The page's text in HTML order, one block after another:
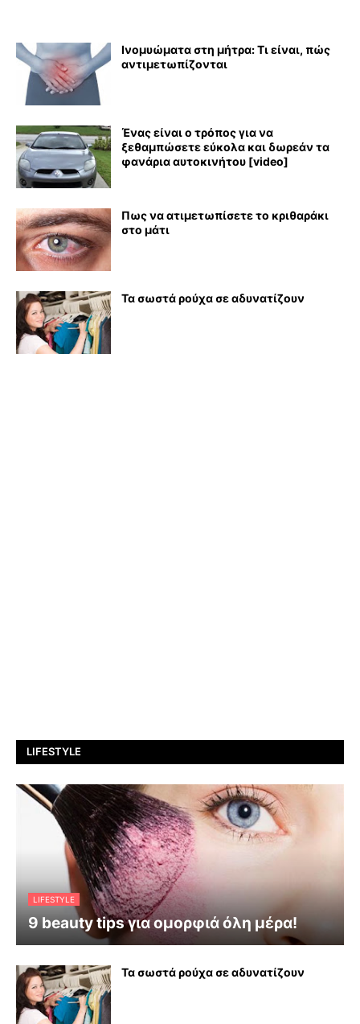
Ινομυώματα στη μήτρα: Τι είναι, πώς
αντιμετωπίζονται
Ένας είναι ο τρόπος για να
ξεθαμπώσετε εύκολα και δωρεάν τα
φανάρια αυτοκινήτου [video]
Πως να ατιμετωπίσετε το κριθαράκι
στο μάτι
Τα σωστά ρούχα σε αδυνατίζουν
LIFESTYLE
LIFESTYLE
9 beauty tips για ομορφιά όλη μέρα!
Τα σωστά ρούχα σε αδυνατίζουν